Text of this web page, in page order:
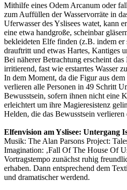
Mithilfe eines Odem Arcanum oder
zum Auffüllen der Wasservorräte in
Uferwasser des Yslisees watet, kann
eine etwa handgroße, scheinbar
bekleideten Elfe finden (z.B. indem er
drauftritt und etwas Hartes, Kantiges
Bei näherer Betrachtung erscheint
irritierend, fast wie erstarrtes Wasser
In dem Moment, da die Figur aus
verlieren alle Personen in 49 Schritt
Bewusstsein, sofern ihnen nicht eine
erleichtert um ihre Magieresistenz
Helden, die das Bewusstsein
Elfenvision am Yslisee: Untergang
Musik: The Alan Parsons Project:
Imagination: ‚Fall Of The House Of
Vortragstempo zunächst ruhig
erhaben. Dann entsprechend dem
und dramatischer werdend.